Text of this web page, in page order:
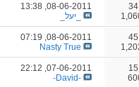
34
08-06-2011,
13:38
_יעל_
45
08-06-2011,
07:19
Nasty True
15
07-06-2011,
22:12
-David-